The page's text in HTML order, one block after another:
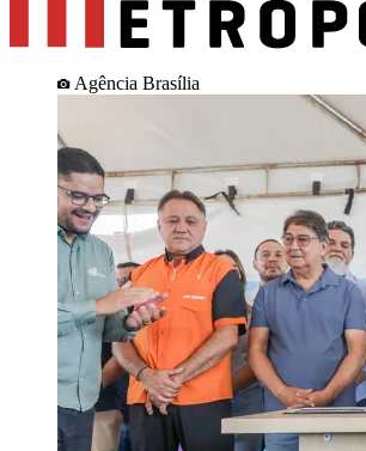
Agência Brasília